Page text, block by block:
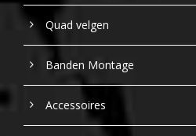
Quad velgen
Banden Montage
Accessoires